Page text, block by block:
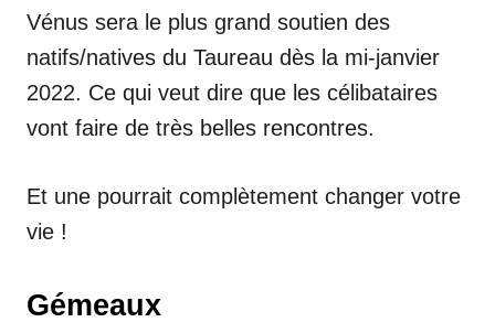
Vénus sera le plus grand soutien des
natifs/natives du Taureau dès la mi-janvier
2022. Ce qui veut dire que les célibataires
vont faire de très belles rencontres.
Et une pourrait complètement changer votre
vie !
Gémeaux